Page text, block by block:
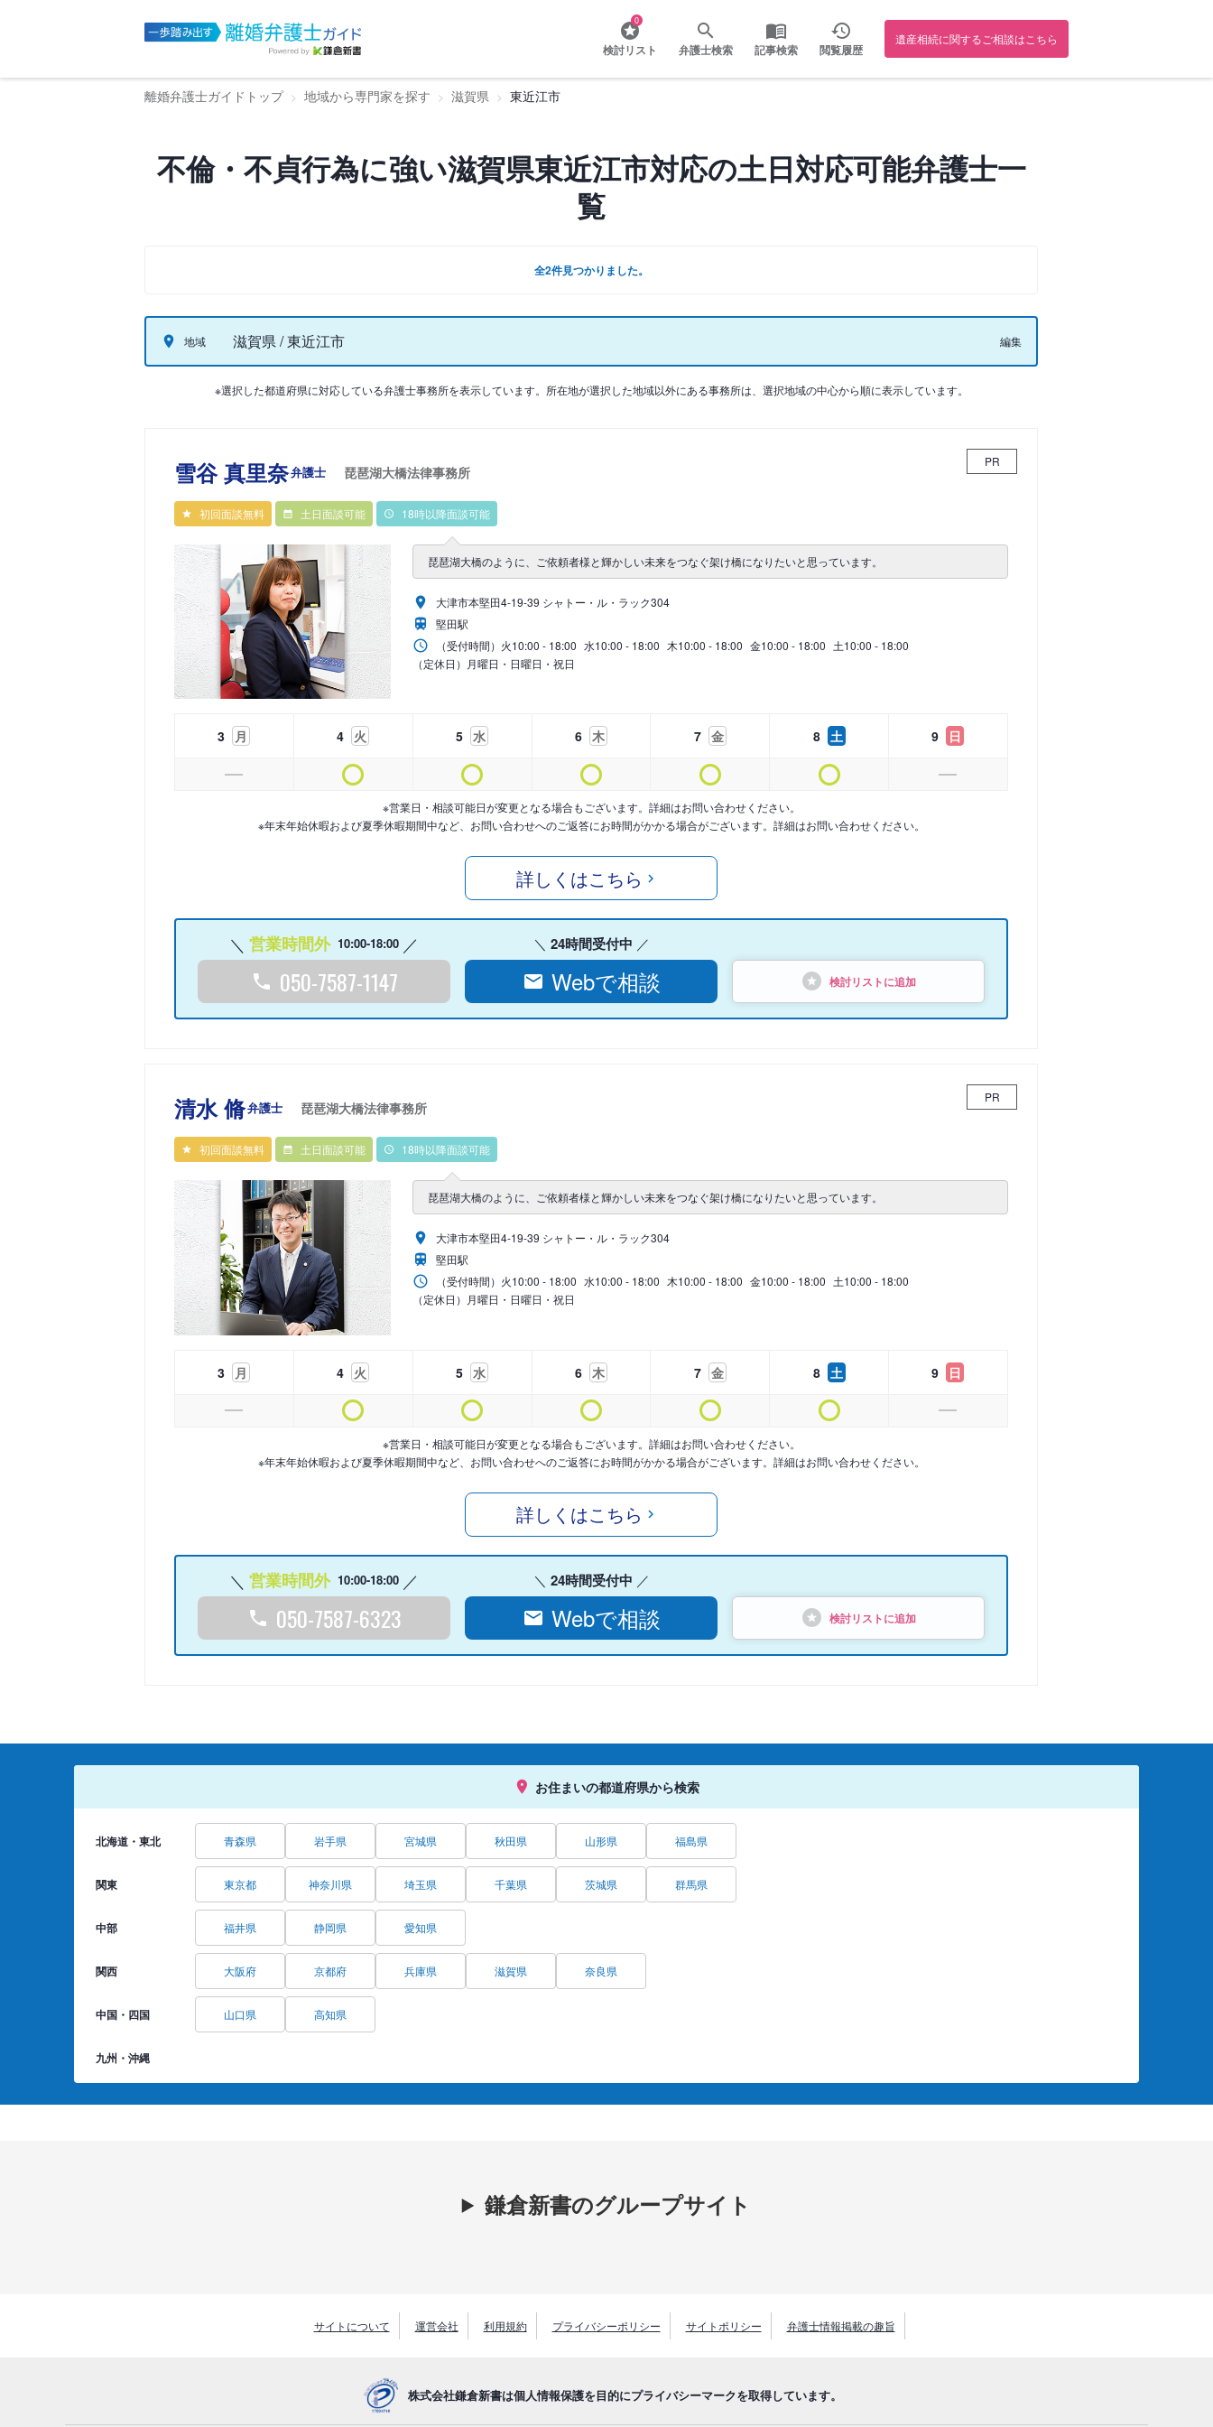
0
検討リスト 弁護士検索 記事検索 閲覧履歴
遺産相続に関するご相談はこちら
離婚弁護士ガイドトップ 地域から専門家を探す 滋賀県 東近江市
不倫・不貞行為に強い滋賀県東近江市対応の土日対応可能弁護士一
覧
全2件見つかりました。
地域 滋賀県 / 東近江市 編集
※選択した都道府県に対応している弁護士事務所を表示しています。所在地が選択した地域以外にある事務所は、選択地域の中心から順に表示しています。
雪谷 真里奈弁護士 琵琶湖大橋法律事務所
PR
初回面談無料 土日面談可能 18時以降面談可能
琵琶湖大橋のように、ご依頼者様と輝かしい未来をつなぐ架け橋になりたいと思っています。
大津市本堅田4-19-39 シャトー・ル・ラック304
堅田駅
（受付時間） 火10:00 - 18:00 水10:00 - 18:00 木10:00 - 18:00 金10:00 - 18:00 土10:00 - 18:00
（定休日）月曜日・日曜日・祝日
3 月 4 火 5 水 6 木 7 金 8 土 9 日
※営業日・相談可能日が変更となる場合もございます。詳細はお問い合わせください。
※年末年始休暇および夏季休暇期間中など、お問い合わせへのご返答にお時間がかかる場合がございます。詳細はお問い合わせください。
詳しくはこちら
営業時間外 10:00-18:00
050-7587-1147
24時間受付中
Webで相談 検討リストに追加
清水 脩弁護士 琵琶湖大橋法律事務所
PR
初回面談無料 土日面談可能 18時以降面談可能
琵琶湖大橋のように、ご依頼者様と輝かしい未来をつなぐ架け橋になりたいと思っています。
大津市本堅田4-19-39 シャトー・ル・ラック304
堅田駅
（受付時間） 火10:00 - 18:00 水10:00 - 18:00 木10:00 - 18:00 金10:00 - 18:00 土10:00 - 18:00
（定休日）月曜日・日曜日・祝日
3 月 4 火 5 水 6 木 7 金 8 土 9 日
※営業日・相談可能日が変更となる場合もございます。詳細はお問い合わせください。
※年末年始休暇および夏季休暇期間中など、お問い合わせへのご返答にお時間がかかる場合がございます。詳細はお問い合わせください。
詳しくはこちら
営業時間外 10:00-18:00
050-7587-6323
24時間受付中
Webで相談 検討リストに追加
お住まいの都道府県から検索
北海道・東北 青森県 岩手県 宮城県 秋田県 山形県 福島県
関東 東京都 神奈川県 埼玉県 千葉県 茨城県 群馬県
中部 福井県 静岡県 愛知県
関西 大阪府 京都府 兵庫県 滋賀県 奈良県
中国・四国 山口県 高知県
九州・沖縄
鎌倉新書のグループサイト
サイトについて 運営会社 利用規約 プライバシーポリシー サイトポリシー 弁護士情報掲載の趣旨
株式会社鎌倉新書は個人情報保護を目的にプライバシーマークを取得しています。